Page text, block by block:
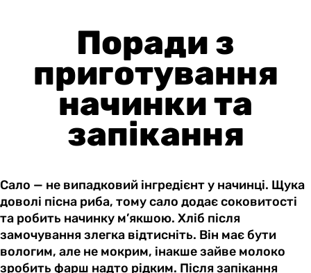
Поради з
приготування
начинки та
запікання
Сало — не випадковий інгредієнт у начинці. Щука
доволі пісна риба, тому сало додає соковитості
та робить начинку м’якшою. Хліб після
замочування злегка відтисніть. Він має бути
вологим, але не мокрим, інакше зайве молоко
зробить фарш надто рідким. Після запікання